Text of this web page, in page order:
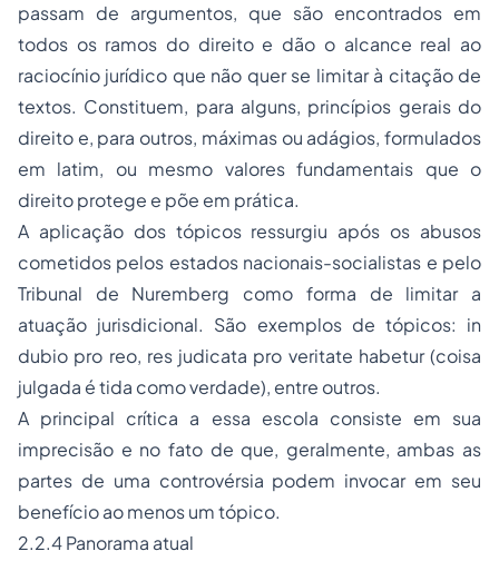
passam de argumentos, que são encontrados em
todos os ramos do direito e dão o alcance real ao
raciocínio jurídico que não quer se limitar à citação de
textos. Constituem, para alguns, princípios gerais do
direito e, para outros, máximas ou adágios, formulados
em latim, ou mesmo valores fundamentais que o
direito protege e põe em prática.
A aplicação dos tópicos ressurgiu após os abusos
cometidos pelos estados nacionais-socialistas e pelo
Tribunal de Nuremberg como forma de limitar a
atuação jurisdicional. São exemplos de tópicos: in
dubio pro reo, res judicata pro veritate habetur(coisa
julgada é tida como verdade), entre outros.
A principal crítica a essa escola consiste em sua
imprecisão e no fato de que, geralmente, ambas as
partes de uma controvérsia podem invocar em seu
benefício ao menos um tópico.
2.2.4 Panorama atual